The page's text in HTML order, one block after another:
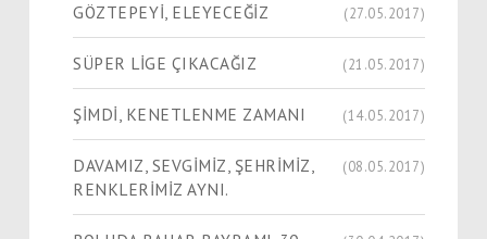
GÖZTEPEYİ, ELEYECEĞİZ (27.05.2017)
SÜPER LİGE ÇIKACAĞIZ (21.05.2017)
ŞİMDİ, KENETLENME ZAMANI (14.05.2017)
DAVAMIZ, SEVGİMİZ, ŞEHRİMİZ,
RENKLERİMİZ AYNI.
(08.05.2017)